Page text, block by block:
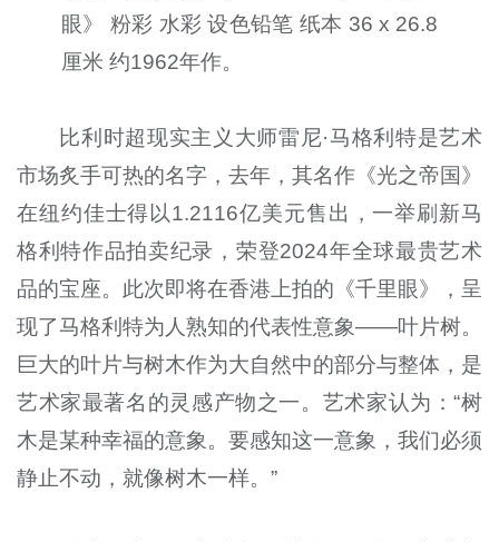
眼》 粉彩 水彩 设色铅笔 纸本 36 x 26.8
厘米 约1962年作。
比利时超现实主义大师雷尼·马格利特是艺术
市场炙手可热的名字，去年，其名作《光之帝国》
在纽约佳士得以1.2116亿美元售出，一举刷新马
格利特作品拍卖纪录，荣登2024年全球最贵艺术
品的宝座。此次即将在香港上拍的《千里眼》，呈
现了马格利特为人熟知的代表性意象——叶片树。
巨大的叶片与树木作为大自然中的部分与整体，是
艺术家最著名的灵感产物之一。艺术家认为：“树
木是某种幸福的意象。要感知这一意象，我们必须
静止不动，就像树木一样。”